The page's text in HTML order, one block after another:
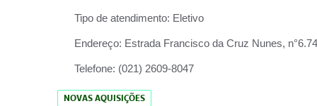
Tipo de atendimento: Eletivo
Endereço: Estrada Francisco da Cruz Nunes,
Telefone: (021) 2609-8047
NOVAS AQUISIÇÕES